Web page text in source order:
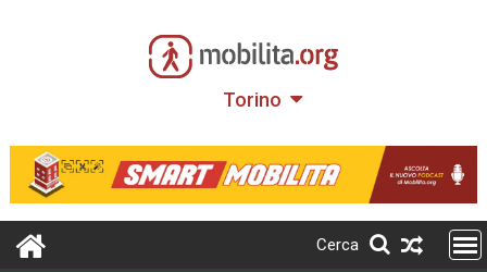
Torino
Cerca